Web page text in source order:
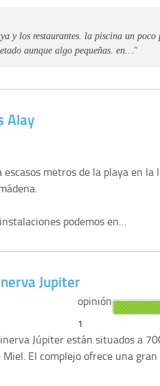
y los restaurantes. la piscina un poco
aunque algo pequeñas. en…"
Alay
metros de la playa en la
podemos en…
Jupiter
1
opinión
Júpiter están situados a
El complejo ofrece una